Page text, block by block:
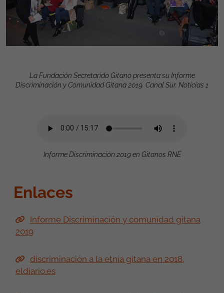
La Fundación Secretarido Gitano presenta su Informe
Discriminación y Comunidad Gitana 2019. Canal Sur. Noticias 1
Informe Discriminación 2019 en Gitanos RNE
Enlaces
Informe Discriminación y comunidad gitana
2019
discriminación a la etnia gitana en 2018.
eldiario.es